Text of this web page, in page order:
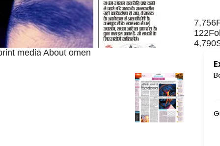
media About omen
7,756
122
4,790